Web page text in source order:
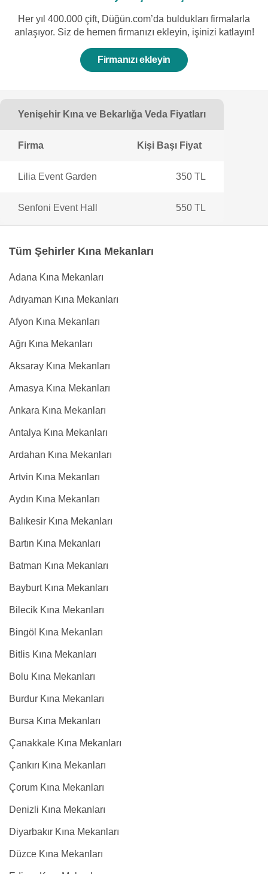
Her yıl 400.000 çift, Düğün.com’da buldukları firmalarla
anlaşıyor. Siz de hemen firmanızı ekleyin, işinizi katlayın!
Firmanızı ekleyin
Yenişehir Kına ve Bekarlığa Veda Fiyatları
Firma Kişi Başı Fiyat
Lilia Event Garden 350 TL
Senfoni Event Hall 550 TL
Tüm Şehirler Kına Mekanları
Adana Kına Mekanları
Adıyaman Kına Mekanları
Afyon Kına Mekanları
Ağrı Kına Mekanları
Aksaray Kına Mekanları
Amasya Kına Mekanları
Ankara Kına Mekanları
Antalya Kına Mekanları
Ardahan Kına Mekanları
Artvin Kına Mekanları
Aydın Kına Mekanları
Balıkesir Kına Mekanları
Bartın Kına Mekanları
Batman Kına Mekanları
Bayburt Kına Mekanları
Bilecik Kına Mekanları
Bingöl Kına Mekanları
Bitlis Kına Mekanları
Bolu Kına Mekanları
Burdur Kına Mekanları
Bursa Kına Mekanları
Çanakkale Kına Mekanları
Çankırı Kına Mekanları
Çorum Kına Mekanları
Denizli Kına Mekanları
Diyarbakır Kına Mekanları
Düzce Kına Mekanları